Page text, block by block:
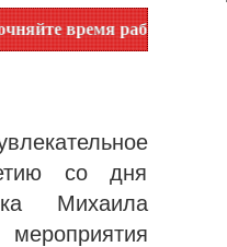
по номеру
со дня
Михаила